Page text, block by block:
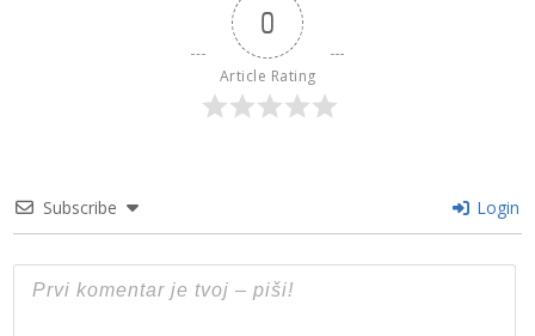
0
Article Rating
Subscribe Login